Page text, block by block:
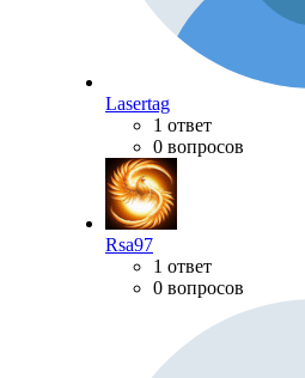
Lasertag
1 ответ
0 вопросов
Rsa97
1 ответ
0 вопросов